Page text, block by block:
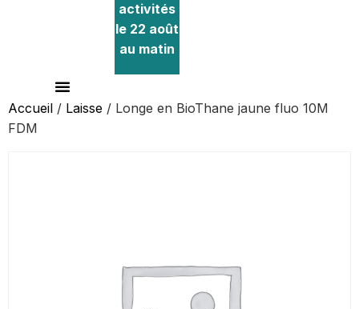
activités
le 22 août
au matin
Accueil / Laisse / Longe en BioThane jaune fluo 10M
FDM